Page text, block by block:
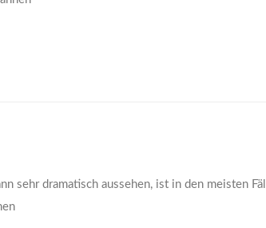
sehr dramatisch aussehen, ist in den meisten